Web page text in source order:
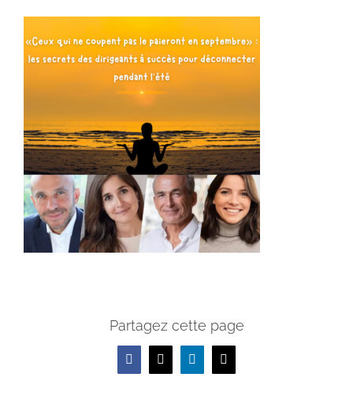
Partagez cette page
Facebook
X LinkedInEmail